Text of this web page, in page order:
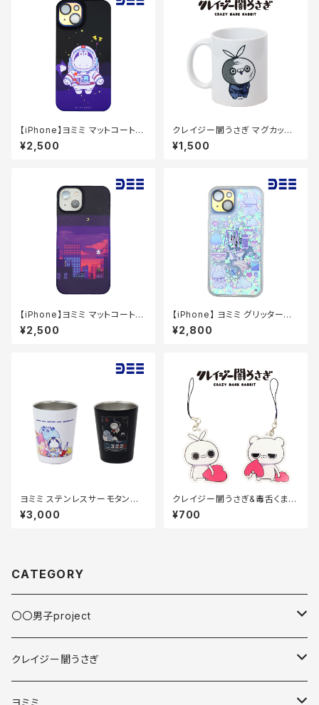
【iPhone】ヨミミ マットコートケ
ース（スペース）
¥2,500
クレイジー闇うさぎ マグカップ
（社畜）
¥1,500
【iPhone】ヨミミ マットコートケ
ース（夕焼けドット）
¥2,500
【iPhone】 ヨミミ グリッタース
マホケース（Heart）
¥2,800
ヨミミ ステンレスサーモタンブラ
ー【360ml】
¥3,000
クレイジー闇うさぎ&毒舌くま
アクリルキーホルダー70×70m
m
¥700
CATEGORY
〇〇男子project
缶バッジ
スマホアクセサリ
クレイジー闇うさぎ
スマホアクセサリ
ヨミミ